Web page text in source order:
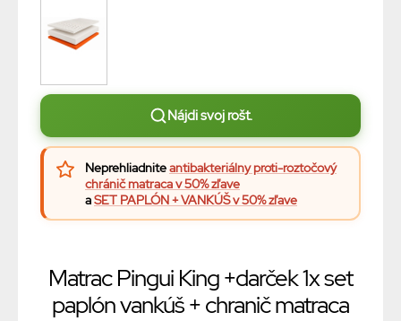
Nájdi svoj rošt.
Neprehliadniteantibakteriálny proti-roztočový
chránič matraca v 50% zľave
aSET PAPLÓN + VANKÚŠ v 50% zľave
Matrac Pingui King +darček 1x set
paplón vankúš + chranič matraca